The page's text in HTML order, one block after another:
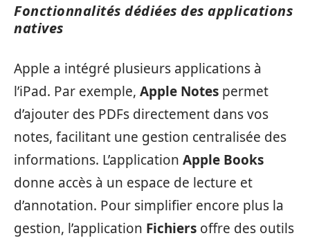
Fonctionnalités dédiées des applications
natives
Apple a intégré plusieurs applications à
l’iPad. Par exemple, Apple Notes permet
d’ajouter des PDFs directement dans vos
notes, facilitant une gestion centralisée des
informations. L’application Apple Books
donne accès à un espace de lecture et
d’annotation. Pour simplifier encore plus la
gestion, l’application Fichiers offre des outils